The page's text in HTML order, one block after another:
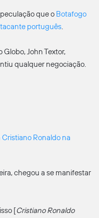
que o Botafogo
português.
John Textor,
qualquer negociação.
Ronaldo na
chegou a se manifestar
[Cristiano Ronaldo